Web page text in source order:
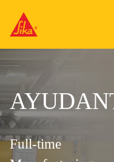
Full-time